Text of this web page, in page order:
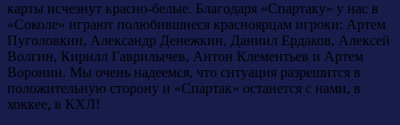
карты исчезнут красно-белые. Благодаря «Спартаку» у нас в
«Соколе» играют полюбившиеся красноярцам игроки: Артем
Пуголовкин, Александр Денежкин, Даниил Ердаков, Алексей
Волгин, Кирилл Гаврилычев, Антон Клементьев и Артем
Воронин. Мы очень надеемся, что ситуация разрешится в
положительную сторону и «Спартак» останется с нами, в
хоккее, в КХЛ!